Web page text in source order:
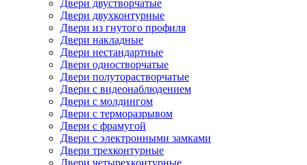
Двери двустворчатые
Двери двухконтурные
Двери из гнутого профиля
Двери накладные
Двери нестандартные
Двери одностворчатые
Двери полуторастворчатые
Двери с видеонаблюдением
Двери с молдингом
Двери с терморазрывом
Двери с фрамугой
Двери с электронными замками
Двери трехконтурные
Двери четырехконтурные